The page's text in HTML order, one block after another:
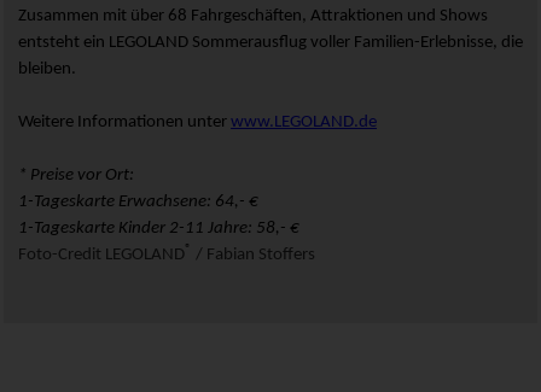
Zusammen mit über 68 Fahrgeschäften, Attraktionen und Shows
entsteht ein LEGOLAND Sommerausflug voller Familien-Erlebnisse, die
bleiben.
Weitere Informationen unter www.LEGOLAND.de
* Preise vor Ort:
1-Tageskarte Erwachsene: 64,- €
1-Tageskarte Kinder 2-11 Jahre: 58,- €
Foto-Credit LEGOLAND® / Fabian Stoffers